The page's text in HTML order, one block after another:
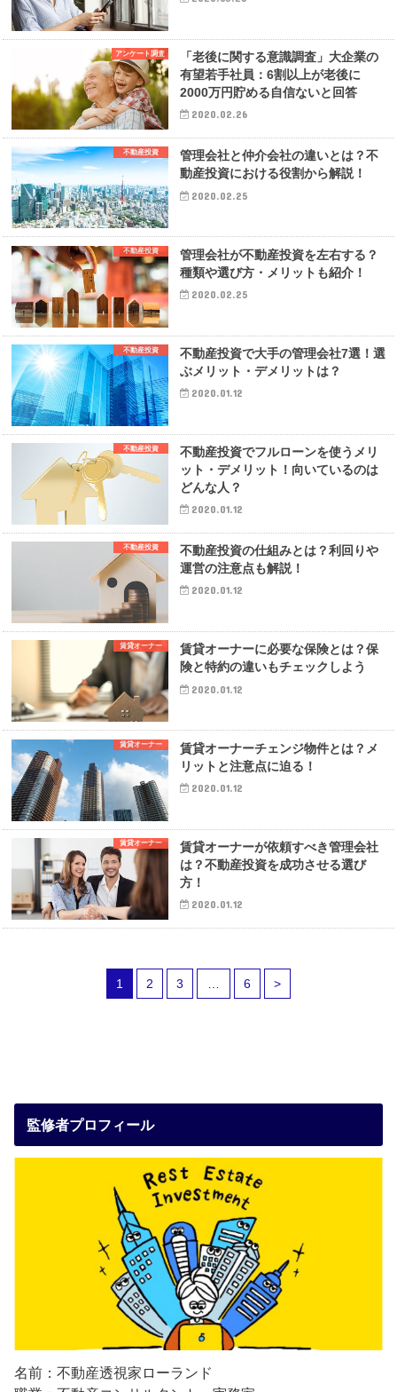
アンケート調査
「老後に関する意識調査」大企業の
有望若手社員：6割以上が老後に
2000万円貯める自信ないと回答
2020.02.26
不動産投資
管理会社と仲介会社の違いとは？不
動産投資における役割から解説！
2020.02.25
不動産投資
管理会社が不動産投資を左右する？
種類や選び方・メリットも紹介！
2020.02.25
不動産投資
不動産投資で大手の管理会社7選！選
ぶメリット・デメリットは？
2020.01.12
不動産投資
不動産投資でフルローンを使うメリ
ット・デメリット！向いているのは
どんな人？
2020.01.12
不動産投資
不動産投資の仕組みとは？利回りや
運営の注意点も解説！
2020.01.12
賃貸オーナー
賃貸オーナーに必要な保険とは？保
険と特約の違いもチェックしよう
2020.01.12
賃貸オーナー
賃貸オーナーチェンジ物件とは？メ
リットと注意点に迫る！
2020.01.12
賃貸オーナー
賃貸オーナーが依頼すべき管理会社
は？不動産投資を成功させる選び
方！
2020.01.12
1 2 3 … 6 >
監修者プロフィール
名前：不動産透視家ローランド